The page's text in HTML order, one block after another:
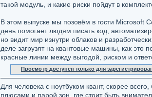
такой модуль, и какие риски пойдут в
В этом выпуске мы позовём в гости Microsoft
день помогает людям писать код,
но видит мир изнутри облаков и
деле загрузят на квантовые машины, как это
красные линии между выгодой, риском и
Просмотр доступен только для
Для человека с ноутбуком квант, скорее
плюсами и парой зон, где стоит быть